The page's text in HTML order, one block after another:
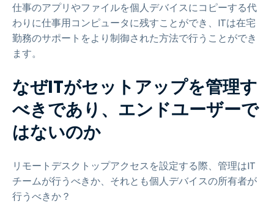
仕事のアプリやファイルを個人デバイスにコピーする代
わりに仕事用コンピュータに残すことができ、ITは在宅
勤務のサポートをより制御された方法で行うことができ
ます。
なぜITがセットアップを管理す
べきであり、エンドユーザーで
はないのか
リモートデスクトップアクセスを設定する際、管理はIT
チームが行うべきか、それとも個人デバイスの所有者が
行うべきか？